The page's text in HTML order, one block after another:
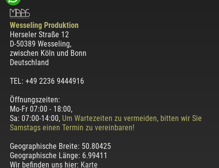
Wesseling Produktion
Herseler Straße 12
D-50389 Wesseling,
zwischen Köln und Bonn
Deutschland
TEL: +49 2236 9444916
Öffnungszeiten:
Mo-Fr 07:00 - 18:00,
Sa: 07:00-14:00, Um Wartezeiten zu vermeiden, bitten wir Sie
Samstags einen Termin zu vereinbaren!
Geographische Breite: 50.80425
Geographische Länge: 6.99411
Wir befinden uns hier: Karte